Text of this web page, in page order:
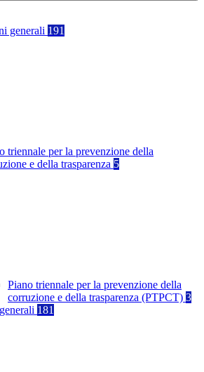
generali 191
triennale per la prevenzione della
e della trasparenza 5
Piano triennale per la prevenzione della
corruzione e della trasparenza (PTPCT) 3
181